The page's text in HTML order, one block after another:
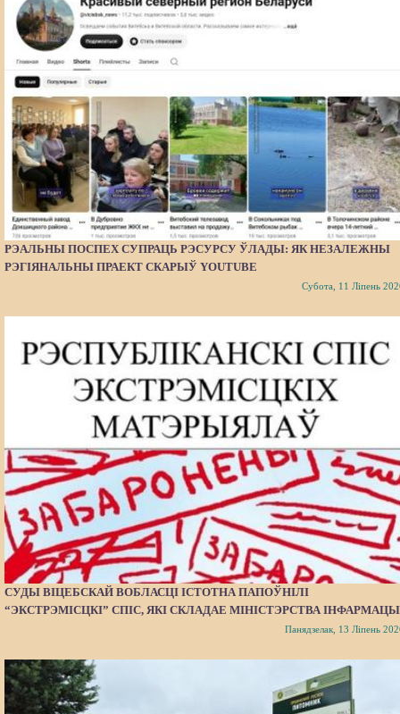
РЭАЛЬНЫ ПОСПЕХ СУПРАЦЬ РЭСУРСУ ЎЛАДЫ: ЯК НЕЗАЛЕЖНЫ
РЭГІЯНАЛЬНЫ ПРАЕКТ СКАРЫЎ YOUTUBE
Субота, 11 Ліпень
СУДЫ ВІЦЕБСКАЙ ВОБЛАСЦІ ІСТОТНА ПАПОЎНІЛІ
“ЭКСТРЭМІСЦКІ” СПІС, ЯКІ СКЛАДАЕ МІНІСТЭРСТВА
Панядзелак, 13 Ліпень